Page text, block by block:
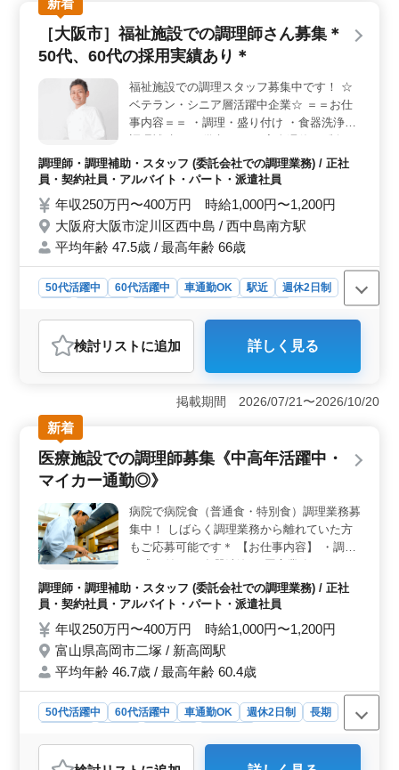
募集。調理・調理補助、食器洗浄など、やりがいのある
業務です。 ＜柔軟な勤務条件＞ 週休2日制で、勤務
時間は相談可能。ライフスタイルに合わせて働けます。
社会保険も完備。無料駐車場あり、車通勤も可能。通勤
［大阪市］福祉施設での調理師さん募集＊
50代、60代の採用実績あり＊
福祉施設での調理スタッフ募集中です！ ☆
ベテラン・シニア層活躍中企業☆ ＝＝お仕
事内容＝＝ ・調理・盛り付け ・食器洗浄・
調理補助 ＝＝備考＝＝ ＊完全週休2日制 ＊
社会保険完備 ＊勤務時間応相談 ＊50代、60
代の採用実績あり 皆様からのご応募お待ち
調理師・調理補助・スタッフ (委託会社での調理業務) / 正社
員・契約社員・アルバイト・パート・派遣社員
年収250万円〜400万円 時給1,000円〜1,200円
大阪府大阪市淀川区西中島 / 西中島南方駅
平均年齢 47.5歳 / 最高年齢 66歳
50代活躍中 60代活躍中 車通勤OK 駅近
週休2日制
調理師・調理補助・スタッフ
おすすめポイント
＜シニア層活躍中＞ この職場では、50代、60代のベテ
ラン・シニア層が多数活躍しており、年齢を重ねた方々
の経験やスキルを高く評価しています。年齢を問わず、
調理経験を活かして長期的に働ける環境が整っていま
す。 ＜福利厚生と働きやすさ＞ 完全週休2日制や社
会保険完備、勤務時間の相談可能など、従業員が安心し
て働けるような福利厚生と柔軟な働き方が魅力です。仕
て働きたい方に最適です。 ＜アクセスの良さ、車通
勤OK＞ 施設は無料駐車場も完備されているため、通勤
の利便性が非常に高いです。 ストレスフリーで通勤で
きる環境が整っています。
検討リスト に追加 詳しく見る
掲載期間 2026/07/21〜2026/10/20
新着
医療施設での調理師募集《中高年活躍中・
マイカー通勤◎》
病院で病院食（普通食・特別食）調理業務募
集中！ しばらく調理業務から離れていた方
もご応募可能です＊ 【お仕事内容】 ・調理
備考＊ ・社会保険完備 ・交通費実費支給 ・
マイカー通勤可能 培ってきた経験を活かし
せください！
調理師・調理補助・スタッフ (委託会社での調理業務) / 正社
員・契約社員・アルバイト・パート・派遣社員
年収250万円〜400万円 時給1,000円〜1,200円
富山県高岡市二塚 / 新高岡駅
平均年齢 46.7歳 / 最高年齢 60.4歳
50代活躍中 60代活躍中 車通勤OK 週休2日制
長期
調理師・調理補助・スタッフ